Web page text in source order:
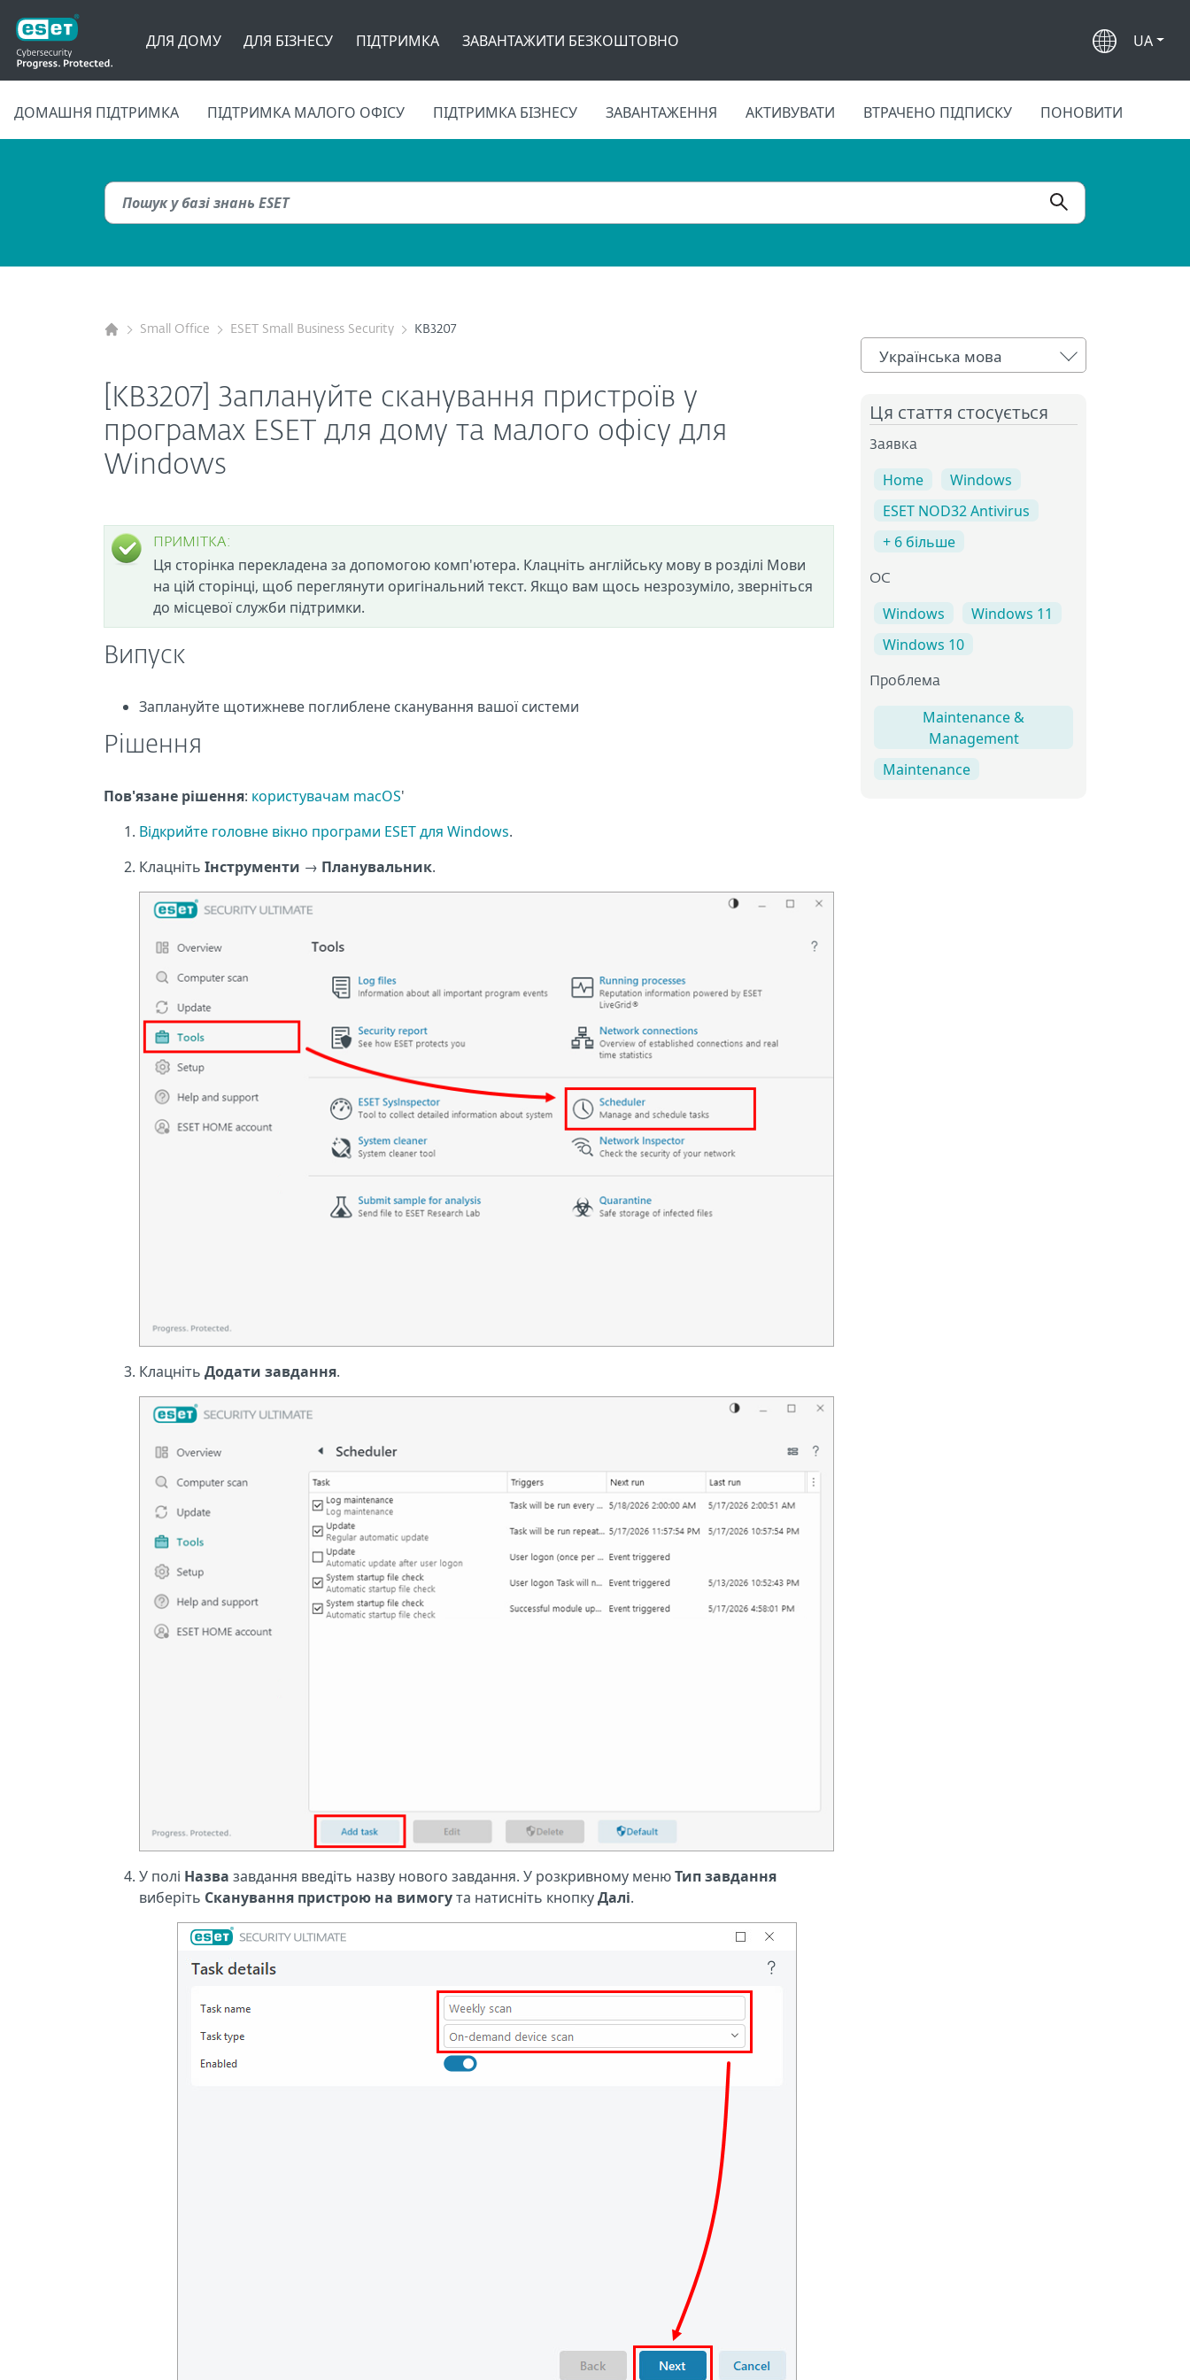
ДЛЯ ДОМУ ДЛЯ БІЗНЕСУ ПІДТРИМКА ЗАВАНТАЖИТИ БЕЗКОШТОВНО UA
ДОМАШНЯ ПІДТРИМКА ПІДТРИМКА МАЛОГО ОФІСУ ПІДТРИМКА БІЗНЕСУ ЗАВАНТАЖЕННЯ АКТИВУВАТИ ВТРАЧЕНО ПІДПИСКУ ПОНОВИТИ
Small Office ESET Small Business Security KB3207
[KB3207] Заплануйте сканування пристроїв у
програмах ESET для дому та малого офісу для
Windows
ПРИМІТКА:
Ця сторінка перекладена за допомогою комп'ютера. Клацніть англійську мову в розділі Мови
на цій сторінці, щоб переглянути оригінальний текст. Якщо вам щось незрозуміло, зверніться
до місцевої служби підтримки.
Випуск
Заплануйте щотижневе поглиблене сканування вашої системи
Рішення
Пов'язане рішення: користувачам macOS'
Відкрийте головне вікно програми ESET для Windows.
Клацніть Інструменти → Планувальник.
Клацніть Додати завдання.
У полі Назва завдання введіть назву нового завдання. У розкривному менюТип завдання
виберіть Сканування пристрою на вимогута натисніть кнопкуДалі.
Українська мова
Ця стаття стосується
Заявка
Home
Windows
ESET NOD32 Antivirus
+ 6 більше
ОС
Windows
Windows 11
Windows 10
Проблема
Maintenance &
Management
Maintenance